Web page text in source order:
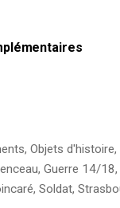
, Objets d'histoire,
, Guerre 14/18,
, Soldat,